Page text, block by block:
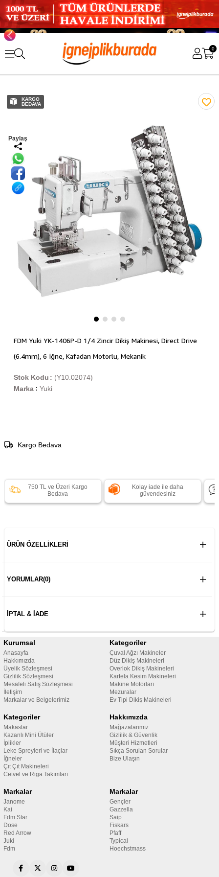
0
KARGO
BEDAVA
Paylaş
FDM Yuki YK-1406P-D 1/4 Zincir Dikiş Makinesi, Direct Drive
(6.4mm), 6 İğne, Kafadan Motorlu, Mekanik
(Y10.02074)
Stok Kodu
Marka : Yuki
Kargo Bedava
750 TL ve Üzeri Kargo
Bedava
Kolay iade ile daha
güvendesiniz
ÜRÜN ÖZELLIKLERI
YORUMLAR(0)
İPTAL & İADE
Kurumsal
Anasayfa
Hakkımızda
Üyelik Sözleşmesi
Gizlilik Sözleşmesi
Mesafeli Satış Sözleşmesi
İletişim
Markalar ve Belgelerimiz
Kategoriler
Çuval Ağzı Makineler
Düz Dikiş Makineleri
Overlok Dikiş Makineleri
Kartela Kesim Makineleri
Makine Motorları
Mezuralar
Ev Tipi Dikiş Makineleri
Kategoriler
Makaslar
Kazanlı Mini Ütüler
İplikler
Leke Spreyleri ve İlaçlar
İğneler
Çıt Çıt Makineleri
Cetvel ve Riga Takımları
Hakkımızda
Mağazalarımız
Gizlilik & Güvenlik
Müşteri Hizmetleri
Sıkça Sorulan Sorular
Bize Ulaşın
Markalar
Janome
Kai
Fdm Star
Dose
Red Arrow
Juki
Fdm
Markalar
Gençler
Gazzella
Saip
Fiskars
Pfaff
Typical
Hoechstmass